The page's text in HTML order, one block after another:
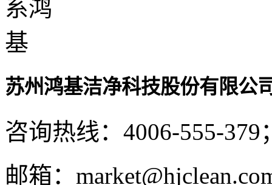
苏州鸿基洁净科技股份有限公
咨询热线： 4006-555-379
邮箱：